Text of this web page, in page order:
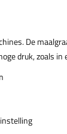
De
druk, zoals in